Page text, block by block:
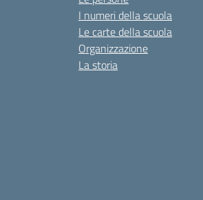
I numeri della scuola
Le carte della scuola
Organizzazione
La storia